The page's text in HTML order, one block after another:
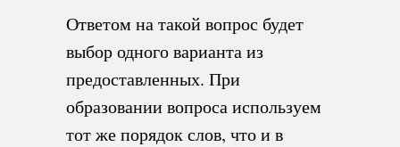
Ответом на такой вопрос будет
выбор одного варианта из
предоставленных. При
образовании вопроса используем
тот же порядок слов, что и в